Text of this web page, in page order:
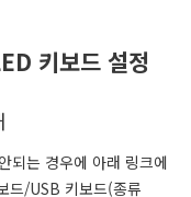
키보드 설정
되는 경우에 아래 링크에
드/USB 키보드(종류